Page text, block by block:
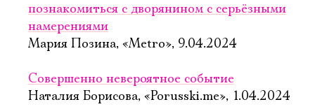
познакомиться с дворянином с серьёзными
намерениями
Мария Позина, «Metro», 9.04.2024
Совершенно невероятное событие
Наталия Борисова, «Porusski.me», 1.04.2024